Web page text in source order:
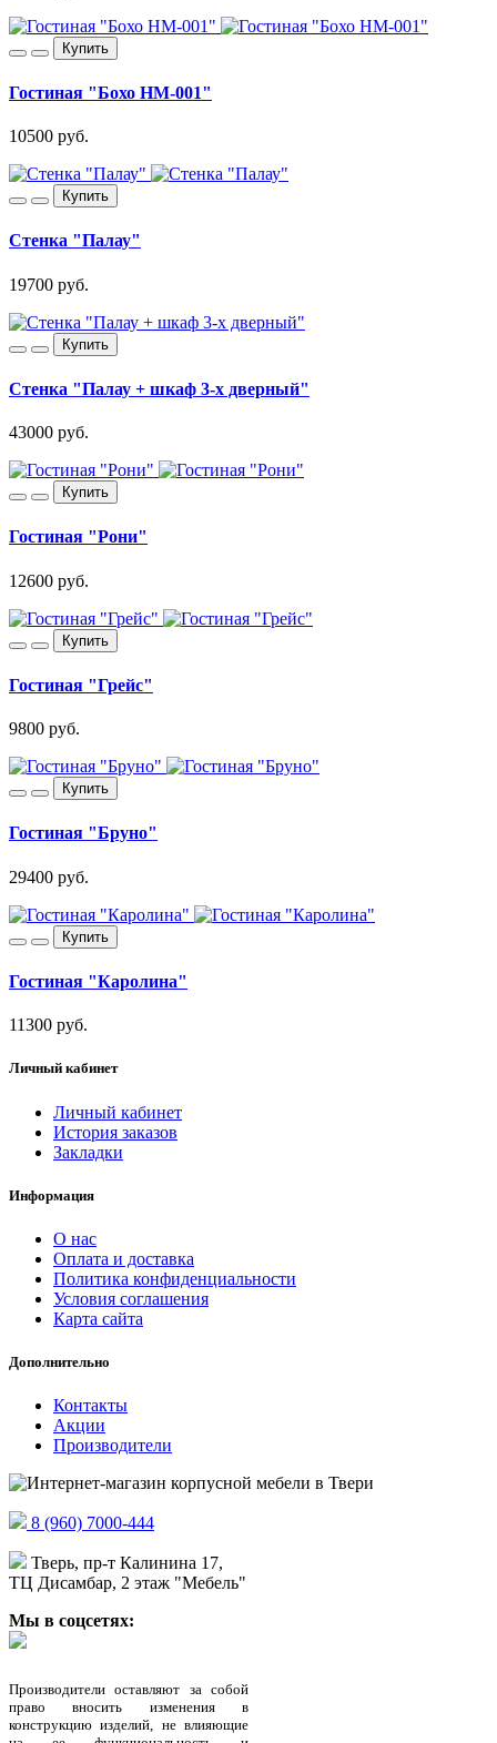
Купить
Гостиная "Бохо НМ-001"
10500 руб.
Купить
Стенка "Палау"
19700 руб.
Купить
Стенка "Палау + шкаф 3-х дверный"
43000 руб.
Купить
Гостиная "Рони"
12600 руб.
Купить
Гостиная "Грейс"
9800 руб.
Купить
Гостиная "Бруно"
29400 руб.
Купить
Гостиная "Каролина"
11300 руб.
Личный кабинет
Личный кабинет
История заказов
Закладки
Информация
О нас
Оплата и доставка
Политика конфиденциальности
Условия соглашения
Карта сайта
Дополнительно
Контакты
Акции
Производители
8 (960) 7000-444
Тверь, пр-т Калинина 17,
ТЦ Дисамбар, 2 этаж "Мебель"
Мы в соцсетях:
Производители оставляют за собой
право вносить изменения в
конструкцию изделий, не влияющие